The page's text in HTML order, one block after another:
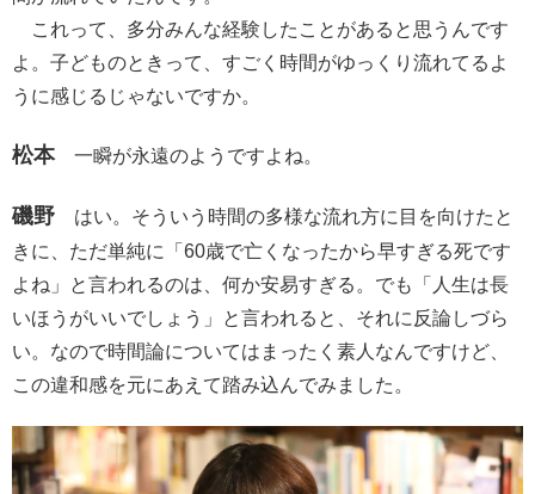
これって、多分みんな経験したことがあると思うんです
よ。子どものときって、すごく時間がゆっくり流れてるよ
うに感じるじゃないですか。
松本一瞬が永遠のようですよね。
磯野 はい。そういう時間の多様な流れ方に目を向けたと
きに、ただ単純に「60歳で亡くなったから早すぎる死です
よね」と言われるのは、何か安易すぎる。でも「人生は長
いほうがいいでしょう」と言われると、それに反論しづら
い。なので時間論についてはまったく素人なんですけど、
この違和感を元にあえて踏み込んでみました。